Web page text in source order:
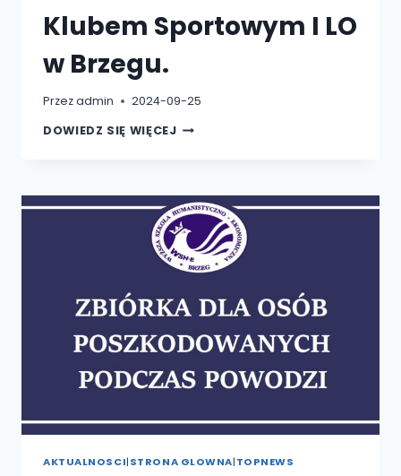
Klubem Sportowym I LO
w Brzegu.
Przezadmin
2024-09-25
DOWIEDZ SIĘ WIĘCEJPRZEDŁUŻENIE
A
UCZNIOWSKIM
KLUBEM
SPORTOWYM
I
LO
W
AKTUALNOSCI|STRONA GLOWNA|TOPNEWS